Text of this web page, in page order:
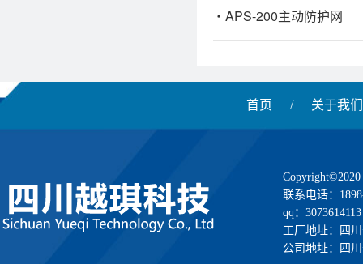
APS-200主动防护网
首页 / 关于我们
联系电话：
qq：3073614113
工厂地址：四
公司地址：四